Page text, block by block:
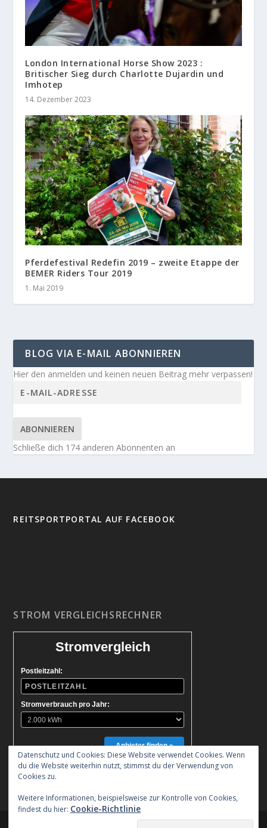
London International Horse Show 2023 :
Britischer Sieg durch Charlotte Dujardin und
Imhotep
14. Dezember 2023
Pferdefestival Redefin 2019 – zweite Etappe der
BEMER Riders Tour 2019
1. Mai 2019
BLOG VIA E-MAIL ABONNIEREN
Hier den anmelden und keinen neuen Beitrag mehr verpassen!
ABONNIEREN
Schließe dich 174 anderen Abonnenten an
REITSPORTPORTAL AUF FACEBOOK
STROM VERGLEICHSRECHNER
Stromvergleich
Postleitzahl:
Stromverbrauch pro Jahr:
Anbieter finden »
Datenschutz und Cookies: Diese Website verwendet Cookies. Wenn
du die Website weiterhin nutzt, stimmst du der Verwendung von
Cookies zu.
Weitere Informationen, beispielsweise zur Kontrolle von Cookies,
findest du hier: Cookie-Richtlinie